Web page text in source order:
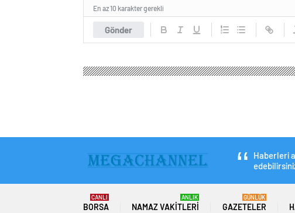
Gönder
En az 10 karakter gerekli
Haberleri
BORSA
CANLI
NAMAZ VAKITLERI
ANLIK
GAZETELER
GÜNLÜK